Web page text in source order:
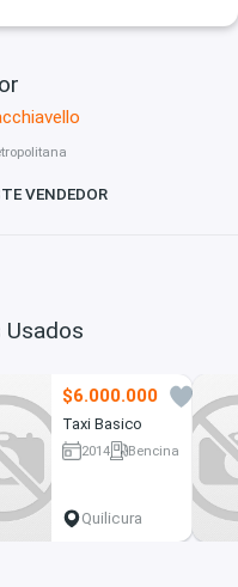
VENDEDOR
$6.000.000
Taxi Basico
2014
Bencina
Quilicura